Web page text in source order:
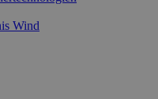
Wind